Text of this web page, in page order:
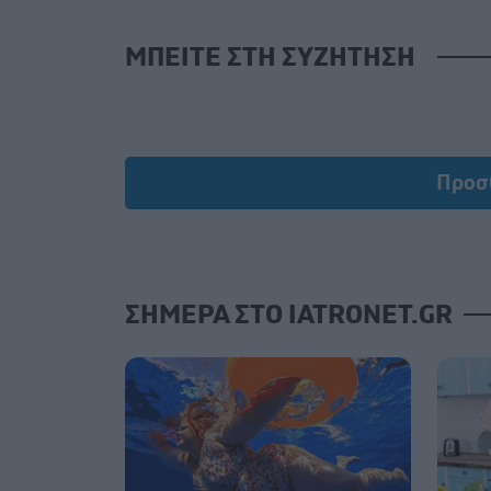
ΜΠΕΙΤΕ ΣΤΗ ΣΥΖΗΤΗΣΗ
ΣΗΜΕΡΑ ΣΤΟ IATRONET.GR